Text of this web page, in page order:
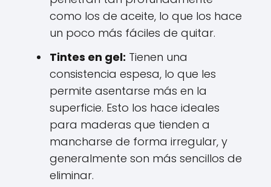
como los de aceite, lo que los hace
un poco más fáciles de quitar.
Tintes en gel: Tienen una
consistencia espesa, lo que les
permite asentarse más en la
superficie. Esto los hace ideales
para maderas que tienden a
mancharse de forma irregular, y
generalmente son más sencillos de
eliminar.